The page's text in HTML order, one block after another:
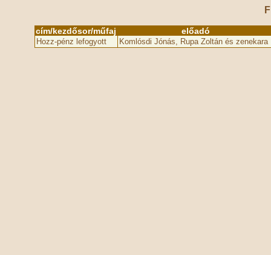
cím/kezdősor/műfaj előadó
Hozz-pénz lefogyott Komlósdi Jónás, Rupa Zoltán és zenekara